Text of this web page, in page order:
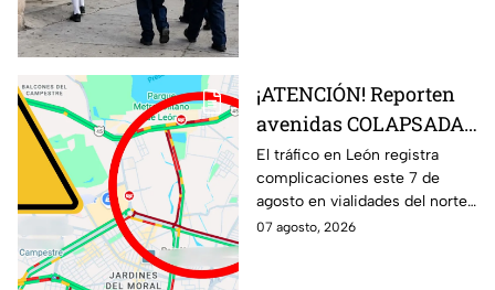
¡ATENCIÓN! Reporten
avenidas COLAPSADAS
en el Morelos, Las
Torres y San Juan
Bosco, en León HOY 7
de agosto ¿Qué pasó?
El tráfico en León registra
complicaciones este 7 de
agosto en vialidades del norte
de la ciudad. Bulevar Morelos,
07 agosto, 2026